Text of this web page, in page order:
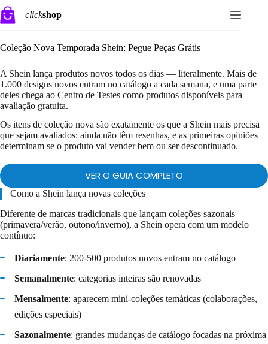
Pular
para
o
clickshop
Coleção Nova Temporada Shein: Pegue Peças Grátis
A Shein lança produtos novos todos os dias — literalmente. Mais de
1.000 designs novos entram no catálogo a cada semana, e uma parte
deles chega ao Centro de Testes como produtos disponíveis para
avaliação gratuita.
Os itens de coleção nova são exatamente os que a Shein mais precisa
que sejam avaliados: ainda não têm resenhas, e as primeiras opiniões
determinam se o produto vai vender bem ou ser descontinuado.
VER O GUIA COMPLETO
Como a Shein lança novas coleções
Diferente de marcas tradicionais que lançam coleções sazonais
(primavera/verão, outono/inverno), a Shein opera com um modelo
contínuo:
Diariamente: 200-500 produtos novos entram no catálogo
Semanalmente: categorias inteiras são renovadas
Mensalmente: aparecem mini-coleções temáticas (colaborações,
edições especiais)
Sazonalmente: grandes mudanças de catálogo focadas na próxima